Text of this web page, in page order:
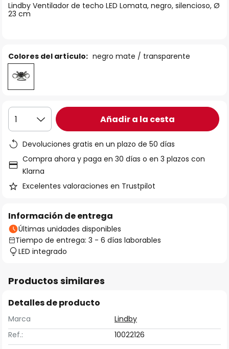
galería
de
Lindby Ventilador de techo LED Lomata, negro, silencioso, Ø
23 cm
Colores del artículo: negro mate / transparente
1 Añadir a la cesta
Devoluciones gratis en un plazo de 50 días
Compra ahora y paga en 30 días o en 3 plazos con
Klarna
Excelentes valoraciones en Trustpilot
Información de entrega
Últimas unidades disponibles
Tiempo de entrega: 3 - 6 días laborables
LED integrado
Productos similares
Detalles de producto
Marca
Lindby
Ref.:
10022126